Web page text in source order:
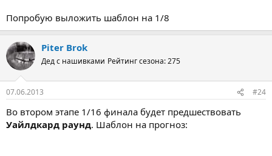
Попробую выложить шаблон на 1/8
Piter Brok
Дед с нашивками Рейтинг сезона: 275
07.06.2013 #24
Во втором этапе 1/16 финала будет предшествовать
Уайлдкард раунд. Шаблон на прогноз: